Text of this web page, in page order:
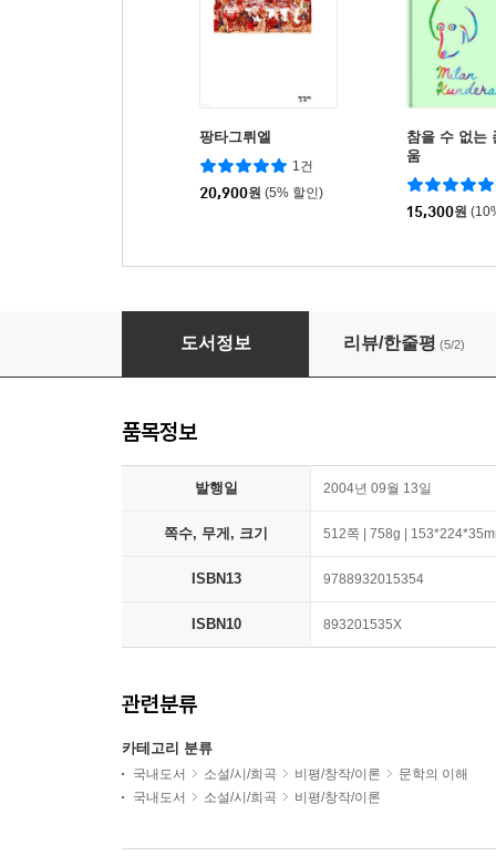
팡타그뤼엘
1건
20,900원 (5% 할인)
참을 수 없는
움
15,300원
가르강튀아 팡타그뤼엘
도서정보 리뷰/한줄평 (5/2)
품목정보
발행일 2004년 09월 13일
쪽수, 무게, 크기 512쪽 | 758g |
ISBN13 9788932015354
ISBN10 893201535X
관련분류
카테고리 분류
국내도서 소설/시/희곡 비평/창작/이론
문학의 이해
국내도서
소설/시/희곡 비평/창작/이론